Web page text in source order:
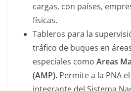
cargas, con países,
físicas.
Tableros para la
tráfico de buques en
especiales como Areas
(AMP). Permite a la PNA